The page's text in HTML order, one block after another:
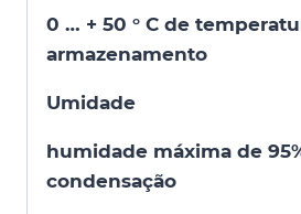
0 … + 50 ° C de
armazenamento
Umidade
humidade máxima de
condensação